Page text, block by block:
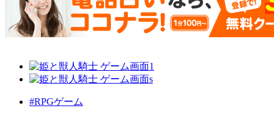
#RPGゲーム